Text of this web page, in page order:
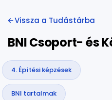
Vissza a Tudástárba
BNI Csoport- és
4. Építési képzések
BNI tartalmak